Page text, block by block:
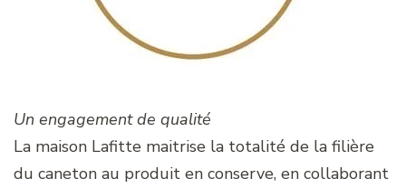
Un engagement de qualité
La maison Lafitte maitrise la totalité de la filière
du caneton au produit en conserve, en collaborant